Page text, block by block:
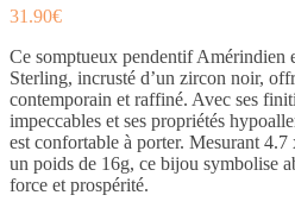
31.90€
Ce somptueux pendentif Amérindien
Sterling, incrusté d’un zircon noir,
contemporain et raffiné. Avec ses
impeccables et ses propriétés
est confortable à porter. Mesurant
un poids de 16g, ce bijou symbolise
force et prospérité.